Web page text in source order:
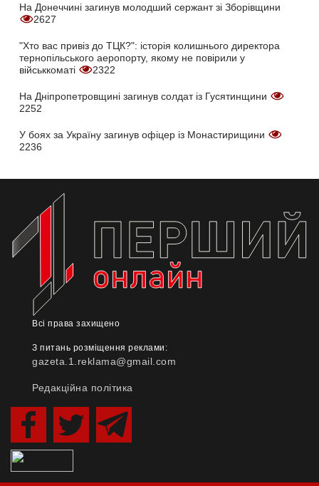
На Донеччині загинув молодший сержант зі Зборівщини
2627
"Хто вас привіз до ТЦК?": історія колишнього директора
тернопільського аеропорту, якому не повірили у
військкоматі
2322
На Дніпропетровщині загинув солдат із Гусятинщини
2252
У боях за Україну загинув офіцер із Монастирищини
2236
Всі права захищено
З питань розміщення реклами:
gazeta.1.reklama@gmail.com
Редакційна політика